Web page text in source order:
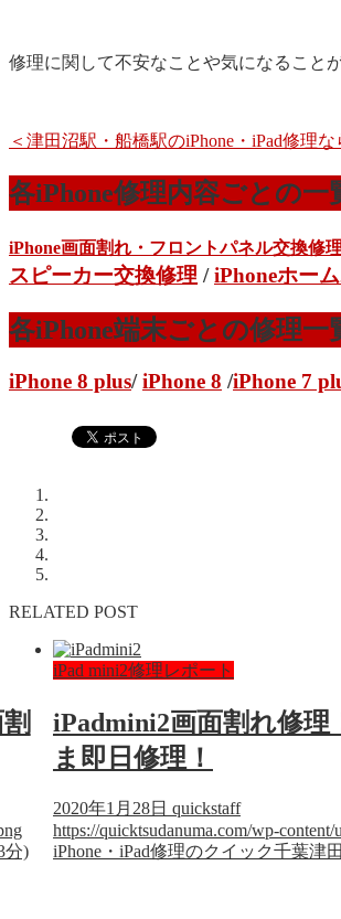
修理に関して不安なことや気になること
＜津田沼駅・船橋駅のiPhone・iPad修理
各iPhone修理内容ごとの一
iPhone画面割れ・フロントパネル交換修理
スピーカー交換修理 /iPhoneホー
各iPhone端末ごとの修理一
iPhone 8 plus/iPhone 8 /iPhone 7
RELATED POST
分)
iPad mini2修理レポート
iPadmini2画面割れ修理
ま即日修理！
2020年1月28日 quickstaff
https://quicktsudanuma.com/wp-
iPhone・iPad修理のクイック千葉津